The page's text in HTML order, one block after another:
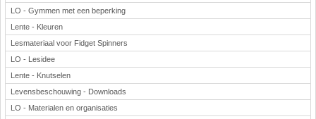
LO - Gymmen met een beperking
Lente - Kleuren
Lesmateriaal voor Fidget Spinners
LO - Lesidee
Lente - Knutselen
Levensbeschouwing - Downloads
LO - Materialen en organisaties